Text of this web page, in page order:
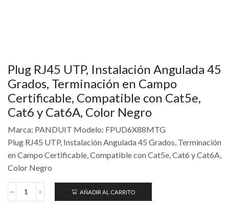
Plug RJ45 UTP, Instalación Angulada 45
Grados, Terminación en Campo
Certificable, Compatible con Cat5e,
Cat6 y Cat6A, Color Negro
Marca: PANDUIT Modelo: FPUD6X88MTG
Plug RJ45 UTP, Instalación Angulada 45 Grados, Terminación
en Campo Certificable, Compatible con Cat5e, Cat6 y Cat6A,
Color Negro
AÑADIR AL CARRITO